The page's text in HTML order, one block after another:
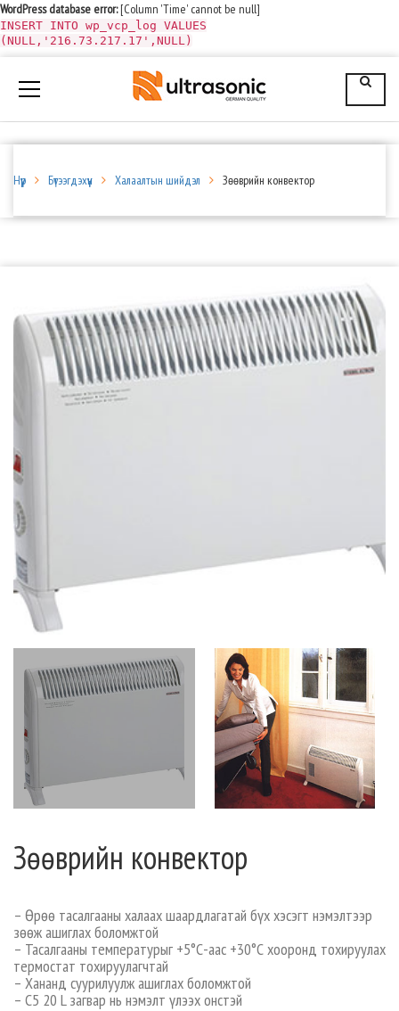
WordPress database error:[Column 'Time' cannot be null]
INSERT INTO wp_vcp_log VALUES
(NULL,'216.73.217.17',NULL)
Нүүр Бүтээгдэхүүн Халаалтын шийдэл Зөөврийн конвектор
Зөөврийн конвектор
– Өрөө тасалгааны халаах шаардлагатай бүх хэсэгт нэмэлтээр
зөөж ашиглах боломжтой
– Тасалгааны температурыг +5°С-аас +30°С хооронд тохируулах
термостат тохируулагчтай
– Хананд суурилуулж ашиглах боломжтой
– С5 20 L загвар нь нэмэлт үлээх онстэй